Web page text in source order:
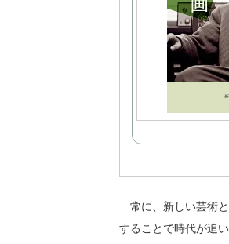
常に、新しい芸術
することで時代が追